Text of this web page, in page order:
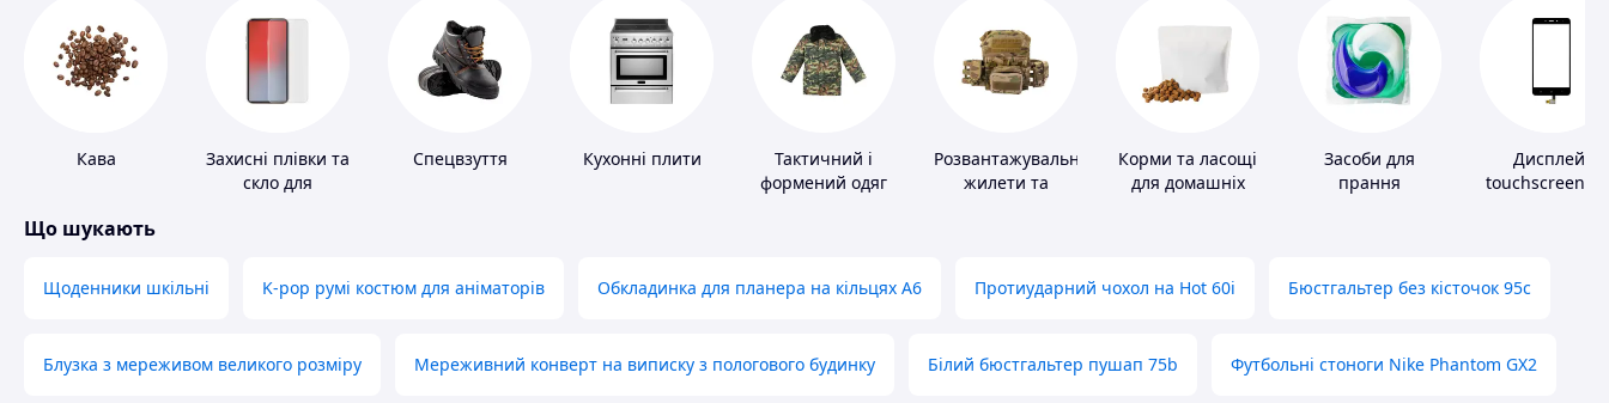
Кава
Захисні плівки та
скло для
Спецвзуття Кухонні плити
Тактичний і
формений одяг
Розвантажувальні
жилети та
Корми та ласощі
для домашніх
Засоби для
прання
Дисплей,
touchscreen
Що шукають
Щоденники шкільні K-pop румі костюм для аніматорів Обкладинка для планера на кільцях А6 Протиударний чохол на Hot 60i Бюстгальтер без кісточок 95с
Блузка з мереживом великого розміру Мереживний конверт на виписку з пологового будинку Білий бюстгальтер пушап 75b Футбольні стоноги Nike Phantom GX2